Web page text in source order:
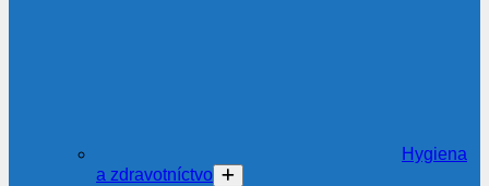
Hygiena
a zdravotníctvo